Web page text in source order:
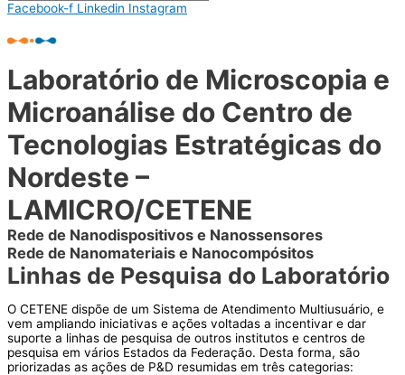
Facebook-f Linkedin Instagram
Laboratório de Microscopia e
Microanálise do Centro de
Tecnologias Estratégicas do
Nordeste –
LAMICRO/CETENE
Rede de Nanodispositivos e Nanossensores
Rede de Nanomateriais e Nanocompósitos
Linhas de Pesquisa do Laboratório
O CETENE dispõe de um Sistema de Atendimento Multiusuário, e
vem ampliando iniciativas e ações voltadas a incentivar e dar
suporte a linhas de pesquisa de outros institutos e centros de
pesquisa em vários Estados da Federação. Desta forma, são
priorizadas as ações de P&D resumidas em três categorias: